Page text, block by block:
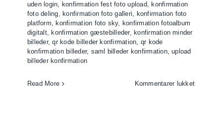
uden login, konfirmation fest foto upload, konfirmation
foto deling, konfirmation foto galleri, konfirmation foto
platform, konfirmation foto sky, konfirmation fotoalbum
digitalt, konfirmation gæstebilleder, konfirmation minder
billeder,qr kode billeder konfirmation, qr kode
konfirmation billeder, saml billeder konfirmation,upload
billeder konfirmation
Read More Kommentarer lukkettil